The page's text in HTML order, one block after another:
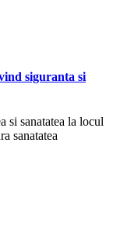
siguranta si
si sanatatea la locul
sanatatea